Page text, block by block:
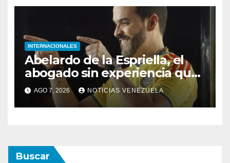
INTERNACIONALES
Abelardo de la Espriella, el
abogado sin experiencia que
empezó a gobernar Colombia
AGO 7, 2026 NOTICIAS VENEZUELA
Buscar